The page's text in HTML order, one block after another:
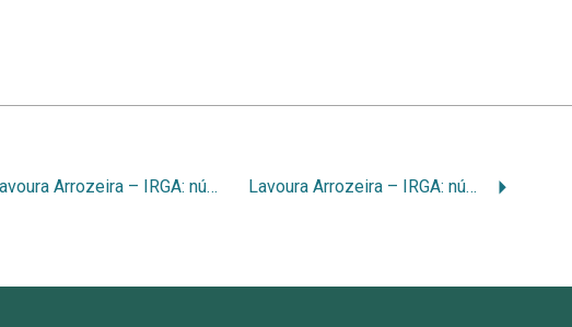
Lavoura Arrozeira – IRGA: número 376, 1987 Lavoura Arrozeira – IRGA: número 378, 1988